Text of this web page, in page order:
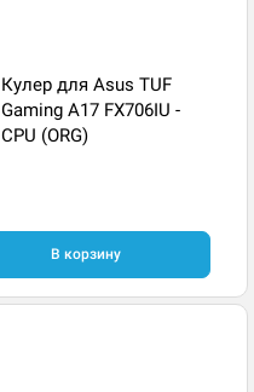
Кулер для Asus TUF
Gaming A17 FX706IU -
CPU (ORG)
В корзину